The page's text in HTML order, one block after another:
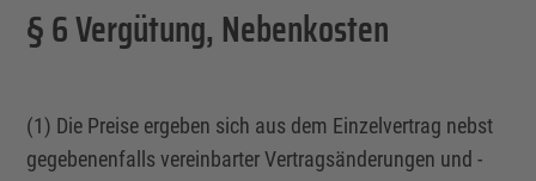
§ 6 Vergütung, Nebenkosten
(1) Die Preise ergeben sich aus dem Einzelvertrag nebst
gegebenenfalls vereinbarter Vertragsänderungen und -